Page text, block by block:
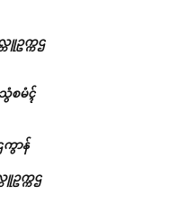
ဥက္ကဌ
စမံၚ်
ာန်
ဥက္ကဌ